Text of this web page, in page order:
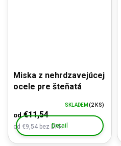
Miska z nehrdzavejúcej
ocele pre šteňatá
od €9,54 bez DPH
od€11,54
SKLADEM (2 KS)
Detail